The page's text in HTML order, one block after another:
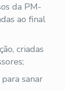
da PM-
ao final
criadas
sanar